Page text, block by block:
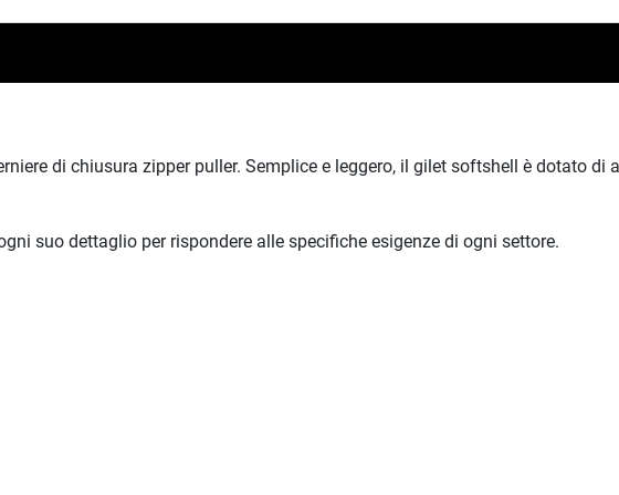
di chiusura zipper puller. Semplice e leggero, il gilet softshell è dotato di
suo dettaglio per rispondere alle specifiche esigenze di ogni settore.